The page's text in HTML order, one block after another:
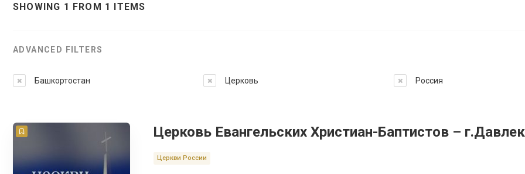
SHOWING 1 FROM 1 ITEMS
ADVANCED FILTERS
Башкортостан Церковь Россия
Церковь Евангельских Христиан-Баптистов –
Церкви России